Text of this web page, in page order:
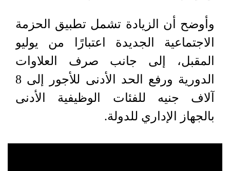
وأوضح أن الزيادة تشمل تطبيق الحزمة
الاجتماعية الجديدة اعتبارًا من يوليو
المقبل، إلى جانب صرف العلاوات
الدورية ورفع الحد الأدنى للأجور إلى 8
آلاف جنيه للفئات الوظيفية الأدنى
بالجهاز الإداري للدولة.